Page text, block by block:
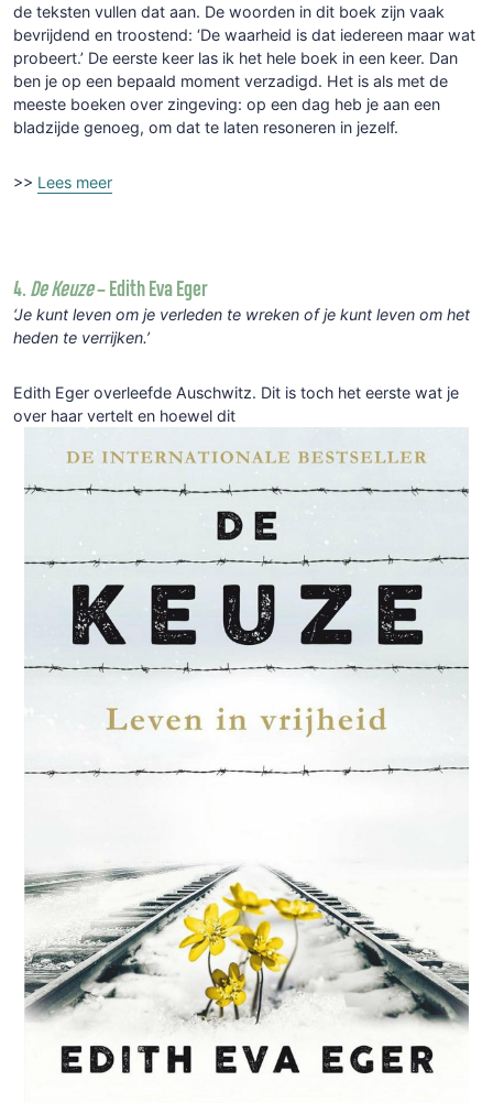
de teksten vullen dat aan. De woorden in dit boek zijn vaak
bevrijdend en troostend: ‘De waarheid is dat iedereen maar wat
probeert.’ De eerste keer las ik het hele boek in een keer. Dan
ben je op een bepaald moment verzadigd. Het is als met de
meeste boeken over zingeving: op een dag heb je aan een
bladzijde genoeg, om dat te laten resoneren in jezelf.
>> Lees meer
4. De Keuze– Edith Eva Eger
‘Je kunt leven om je verleden te wreken of je kunt leven om het
heden te verrijken.’
Edith Eger overleefde Auschwitz. Dit is toch het eerste wat je
over haar vertelt en hoewel dit